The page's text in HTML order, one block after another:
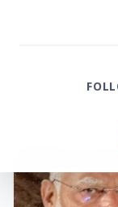
गोंद कतिरा